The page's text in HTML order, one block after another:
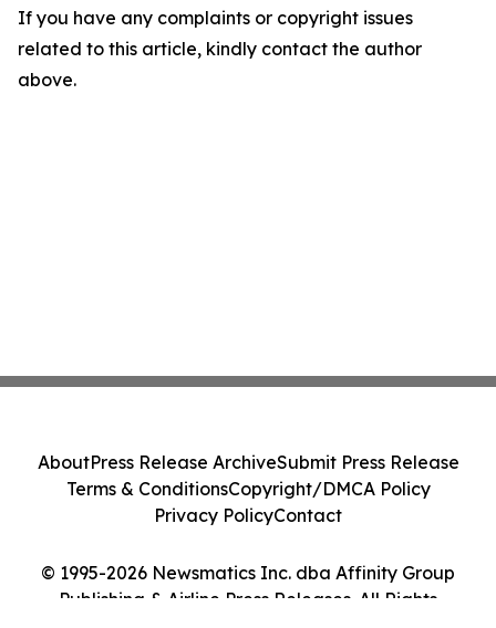
If you have any complaints or copyright issues
related to this article, kindly contact the author
above.
© 1995-2026 Newsmatics Inc. dba Affinity Group
Publishing & Airline Press Releases. All Rights
AboutPress Release ArchiveSubmit Press Release
Terms & ConditionsCopyright/DMCA Policy
Privacy PolicyContact